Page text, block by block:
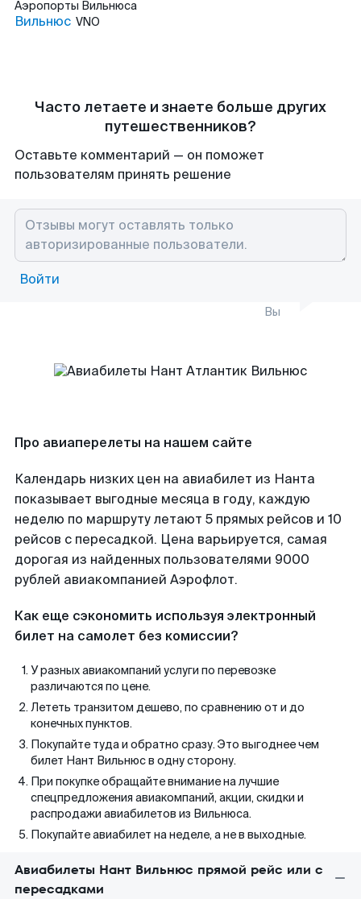
Аэропорты Вильнюса
Вильнюс VNO
Часто летаете и знаете больше других
путешественников?
Оставьте комментарий — он поможет
пользователям принять решение
Войти
Вы
Про авиаперелеты на нашем сайте
Календарь низких цен на авиабилет из Нанта
показывает выгодные месяца в году, каждую
неделю по маршруту летают 5 прямых рейсов и 10
рейсов с пересадкой. Цена варьируется, самая
дорогая из найденных пользователями 9000
рублей авиакомпанией Аэрофлот.
Как еще сэкономить используя электронный
билет на самолет без комиссии?
У разных авиакомпаний услуги по перевозке
различаются по цене.
Лететь транзитом дешево, по сравнению от и до
конечных пунктов.
Покупайте туда и обратно сразу. Это выгоднее чем
билет Нант Вильнюс в одну сторону.
При покупке обращайте внимание на лучшие
спецпредложения авиакомпаний, акции, скидки и
распродажи авиабилетов из Вильнюса.
Покупайте авиабилет на неделе, а не в выходные.
Авиабилеты Нант Вильнюс прямой рейс или с
пересадками